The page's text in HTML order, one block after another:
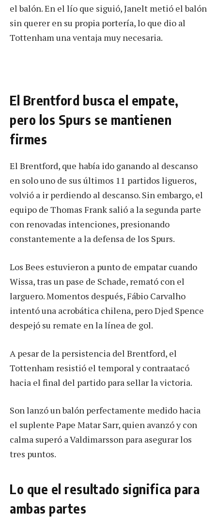
el balón. En el lío que siguió, Janelt metió el balón
sin querer en su propia portería, lo que dio al
Tottenham una ventaja muy necesaria.
El Brentford busca el empate,
pero los Spurs se mantienen
firmes
El Brentford, que había ido ganando al descanso
en solo uno de sus últimos 11 partidos ligueros,
volvió a ir perdiendo al descanso. Sin embargo, el
equipo de Thomas Frank salió a la segunda parte
con renovadas intenciones, presionando
constantemente a la defensa de los Spurs.
Los Bees estuvieron a punto de empatar cuando
Wissa, tras un pase de Schade, remató con el
larguero. Momentos después, Fábio Carvalho
intentó una acrobática chilena, pero Djed Spence
despejó su remate en la línea de gol.
A pesar de la persistencia del Brentford, el
Tottenham resistió el temporal y contraatacó
hacia el final del partido para sellar la victoria.
Son lanzó un balón perfectamente medido hacia
el suplente Pape Matar Sarr, quien avanzó y con
calma superó a Valdimarsson para asegurar los
tres puntos.
Lo que el resultado significa para
ambas partes